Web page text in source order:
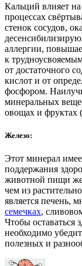
Кальций влияет
процессах
стенок сосудов,
аллергии,
к
от достаточного
кислот и от
фосфором.
минеральных
овощах и фруктах
Железо:
Этот минерал
поддержания
животной пищи
чем из
является печень,
семечках,
Чтобы оставаться
необходимо
полезных и